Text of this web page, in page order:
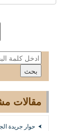
مقالات
حوار جريدة